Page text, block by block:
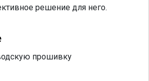
решение для него.
прошивку